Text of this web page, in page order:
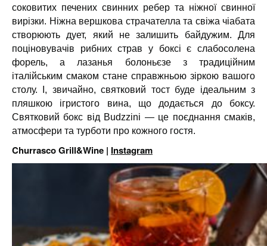
соковитих печених свинних ребер та ніжної свинної
вирізки. Ніжна вершкова страчателла та свіжа чіабата
створюють дует, який не залишить байдужим. Для
поціновувачів рибних страв у боксі є слабосолена
форель, а лазанья болоньєзе з традиційним
італійським смаком стане справжньою зіркою вашого
столу. І, звичайно, святковий тост буде ідеальним з
пляшкою ігристого вина, що додається до боксу.
Святковий бокс від Budzzini — це поєднання смаків,
атмосфери та турботи про кожного гостя.
Churrasco Grill&Wine | Instagram